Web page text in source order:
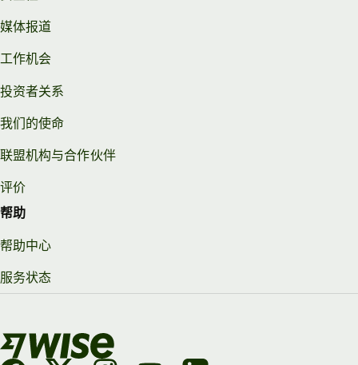
媒体报道
工作机会
投资者关系
我们的使命
联盟机构与合作伙伴
评价
帮助
帮助中心
服务状态